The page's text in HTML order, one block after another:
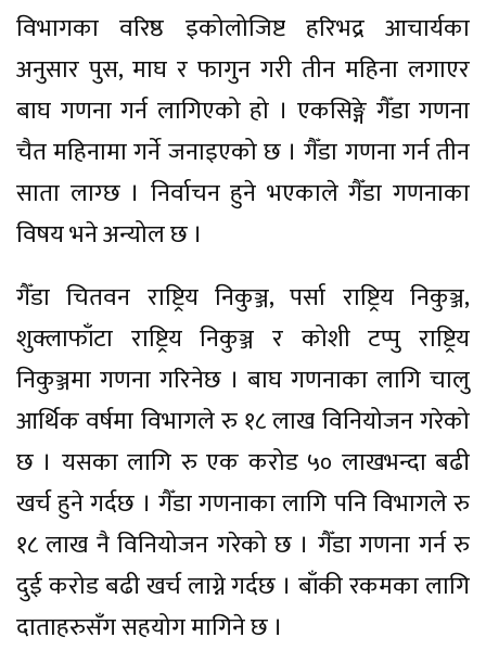
विभागका वरिष्ठ इकोलोजिष्ट हरिभद्र आचार्यका
अनुसार पुस, माघ र फागुन गरी तीन महिना लगाएर
बाघ गणना गर्न लागिएको हो । एकसिङ्गे गैँडा गणना
चैत महिनामा गर्ने जनाइएको छ । गैँडा गणना गर्न तीन
साता लाग्छ । निर्वाचन हुने भएकाले गैँडा गणनाका
विषय भने अन्योल छ ।
गैँडा चितवन राष्ट्रिय निकुञ्ज, पर्सा राष्ट्रिय निकुञ्ज,
शुक्लाफाँटा राष्ट्रिय निकुञ्ज र कोशी टप्पु राष्ट्रिय
निकुञ्जमा गणना गरिनेछ । बाघ गणनाका लागि चालु
आर्थिक वर्षमा विभागले रु १८ लाख विनियोजन गरेको
छ । यसका लागि रु एक करोड ५० लाखभन्दा बढी
खर्च हुने गर्दछ । गैँडा गणनाका लागि पनि विभागले रु
१८ लाख नै विनियोजन गरेको छ । गैँडा गणना गर्न रु
दुई करोड बढी खर्च लाग्ने गर्दछ । बाँकी रकमका लागि
दाताहरुसँग सहयोग मागिने छ ।